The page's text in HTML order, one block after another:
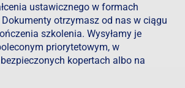
ustawicznego w formach
otrzymasz od nas w ciągu
szkolenia. Wysyłamy je
priorytetowym, w
kopertach albo na